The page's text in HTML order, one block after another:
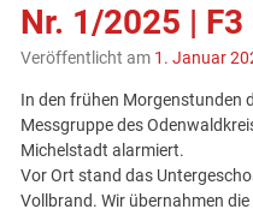
Nr. 1/2025 |
Veröffentlicht am 1. Januar
In den frühen Morgenstunden
Messgruppe des
Michelstadt alarmiert.
Vor Ort stand das
Vollbrand. Wir übernahmen